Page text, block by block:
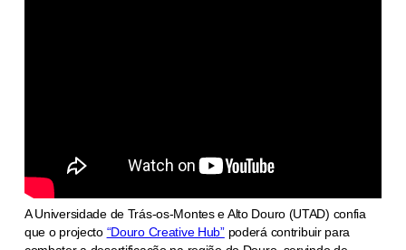
A Universidade de Trás-os-Montes e Alto Douro (UTAD) confia
que o projecto “Douro Creative Hub”poderá contribuir para